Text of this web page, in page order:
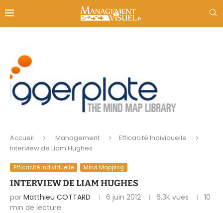
Accueil Management
Efficacité Individuelle
Interview de Liam Hughes
Efficacité Individuelle Mind Mapping
INTERVIEW DE LIAM HUGHES
par Matthieu COTTARD 6 juin 2012 6,3K vues
10
min de lecture